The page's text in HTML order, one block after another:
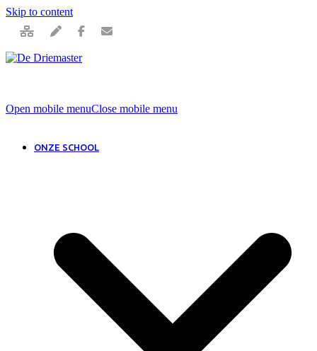
Skip to content
Open mobile menuClose mobile menu
ONZE SCHOOL